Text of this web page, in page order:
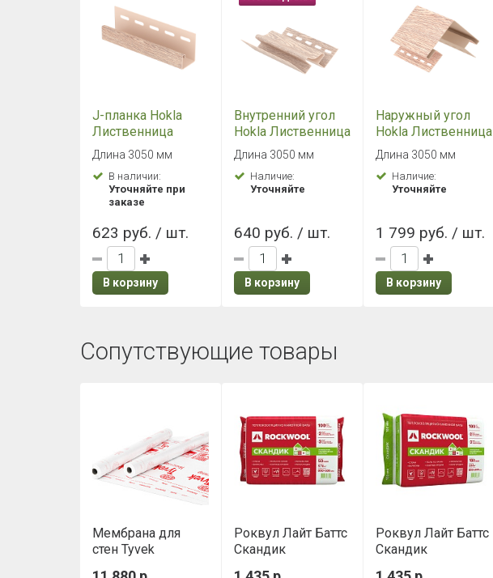
J-планка Hokla
Лиственница
Светлая
Длина 3050 мм
В наличии:
Уточняйте при
заказе
623 руб. / шт.
В корзину
Внутренний угол
Hokla Лиственница
Светлая
Длина 3050 мм
Наличие:
Уточняйте
640 руб. / шт.
В корзину
Наружный угол
Hokla Лиственница
Светлая
Длина 3050 мм
Наличие:
Уточняйте
1 799 руб. / шт.
В корзину
Сопутствующие товары
Мембрана для
стен Tyvek
Роквул Лайт Баттс
Скандик
Роквул Лайт Баттс
Скандик